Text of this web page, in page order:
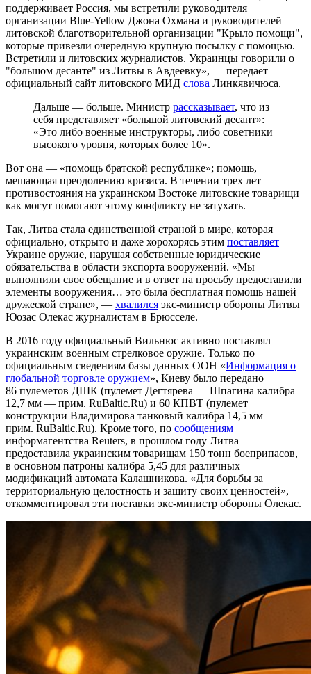
поддерживает Россия, мы встретили руководителя
организации Blue-Yellow Джона Охмана и руководителей
литовской благотворительной организации "Крыло помощи",
которые привезли очередную крупную посылку с помощью.
Встретили и литовских журналистов. Украинцы говорили о
"большом десанте" из Литвы в Авдеевку», — передает
официальный сайт литовского МИД слова Линкявичюса.
Дальше — больше. Министр рассказывает, что из
себя представляет «большой литовский десант»:
«Это либо военные инструкторы, либо советники
высокого уровня, которых более 10».
Вот она — «помощь братской республике»; помощь,
мешающая преодолению кризиса. В течении трех лет
противостояния на украинском Востоке литовские товарищи
как могут помогают этому конфликту не затухать.
Так, Литва стала единственной страной в мире, которая
официально, открыто и даже хорохорясь этим поставляет
Украине оружие, нарушая собственные юридические
обязательства в области экспорта вооружений. «Мы
выполнили свое обещание и в ответ на просьбу предоставили
элементы вооружения… это была бесплатная помощь нашей
дружеской стране», — хвалился экс-министр обороны Литвы
Юозас Олекас журналистам в Брюсселе.
В 2016 году официальный Вильнюс активно поставлял
украинским военным стрелковое оружие. Только по
официальным сведениям базы данных ООН «Информация о
глобальной торговле оружием», Киеву было передано
86 пулеметов ДШК (пулемет Дегтярева — Шпагина калибра
12,7 мм — прим. RuBaltic.Ru) и 60 КПВТ (пулемет
конструкции Владимирова танковый калибра 14,5 мм —
прим. RuBaltic.Ru). Кроме того, по сообщениям
информагентства Reuters, в прошлом году Литва
предоставила украинским товарищам 150 тонн боеприпасов,
в основном патроны калибра 5,45 для различных
модификаций автомата Калашникова. «Для борьбы за
территориальную целостность и защиту своих ценностей», —
откомментировал эти поставки экс-министр обороны Олекас.